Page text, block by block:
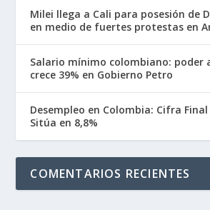
Milei llega a Cali para posesión de
en medio de fuertes protestas en
Salario mínimo colombiano: poder
crece 39% en Gobierno Petro
Desempleo en Colombia: Cifra
Sitúa en 8,8%
COMENTARIOS RECIENTES